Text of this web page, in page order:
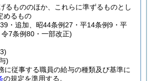
るもののほか、これらに準ずるものとし
めるもの
・追加、昭44条例27・平14条例9・平
7条例80・一部改正)
)
に従事する職員の給与の種類及び基準に
の規定を準用する。